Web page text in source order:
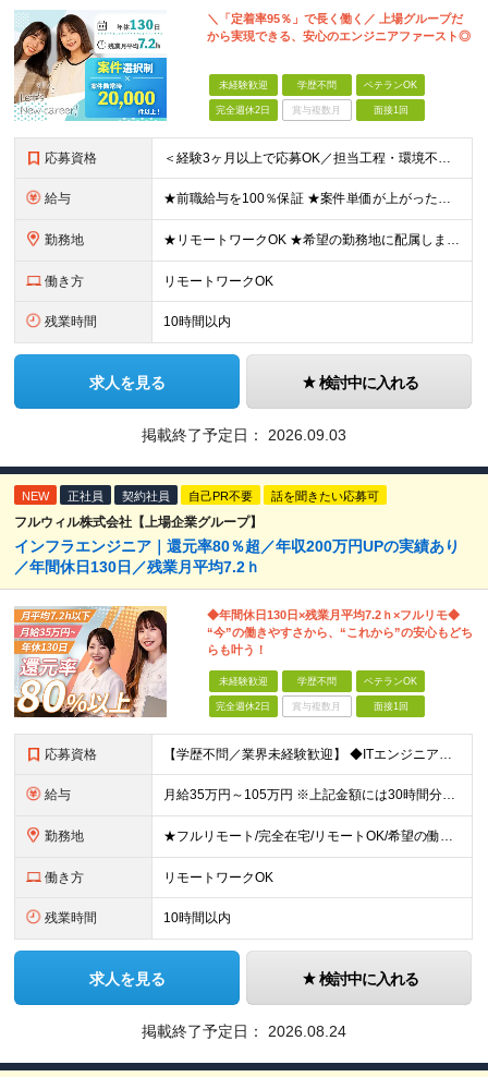
＼「定着率95％」で長く働く／ 上場グループだ
から実現できる、安心のエンジニアファースト◎
未経験歓迎 学歴不問 ベテランOK
完全週休2日 賞与複数月 面接1回
応募資格 ＜経験3ヶ月以上で応募OK／担当工程・環境不問／ブランクOK＞ ★20代～50代まで幅広く活躍中 ★キャリア20年以上のベテランも歓迎 ★子育てと両立しながら働く社員も在籍 ★ブランクあり・正社員デビ
給与 ★前職給与を100％保証 ★案件単価が上がったら即昇給反映！ ＼想定年収420万円～1080万円／ 月給35万円～90万円＋交通費全額支給＋各種手当 平均150～200万円年収UPを実現！ ーーー
勤務地 ★リモートワークOK ★希望の勤務地に配属します ★転居を伴う転勤はありません お客様先での勤務となります。 ■東京本社／東京都新宿区西新宿1-20-3 ■大阪支社／大阪府大阪市中央区安土町2-3
働き方 リモートワークOK
残業時間 10時間以内
求人を見る 検討中に入れる
掲載終了予定日： 2026.09.03
NEW 正社員 契約社員 自己PR不要 話を聞きたい応募可
フルウィル株式会社【上場企業グループ】
インフラエンジニア｜還元率80％超／年収200万円UPの実績あり
／年間休日130日／残業月平均7.2ｈ
◆年間休日130日×残業月平均7.2ｈ×フルリモ◆
“今”の働きやすさから、“これから”の安心もどち
らも叶う！
未経験歓迎 学歴不問 ベテランOK
完全週休2日 賞与複数月 面接1回
応募資格 【学歴不問／業界未経験歓迎】 ◆ITエンジニアとしての実務経験がある方 （開発・インフラ・テスト・ヘルプデスクなどジャンル不問） ※ブランクがある方、独学から実務経験をお持ちの方も大歓迎。 ※使用言
給与 月給35万円～105万円 ※上記金額には30時間分・6万6000円～19.9万円の固定残業代が含まれています。 固定残業代を超える勤務が発生した場合は、追加支給いたします。 ※試用期間3ヶ月あり。期間
勤務地 ★フルリモート/完全在宅/リモートOK/希望の働き方が叶う ◆ご自身のご希望や居住地を考慮し、決定します。 ◆転居を伴う転勤はありません。 全国各地のプロジェクト先での勤務となります。 【東京本
働き方 リモートワークOK
残業時間 10時間以内
求人を見る 検討中に入れる
掲載終了予定日： 2026.08.24